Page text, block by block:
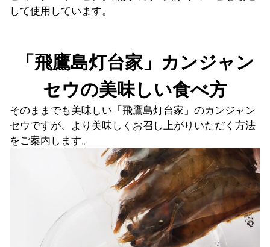
して使用しています。
「飛鷹島灯台家」カンジャン
セウの美味しい食べ方
そのままでも美味しい「飛鷹島灯台家」のカンジャン
セウですが、より美味しくお召し上がりいただく方法
をご案内します。